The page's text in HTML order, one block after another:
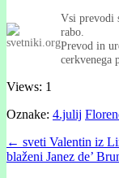
Vsi prevodi
rabo.
Prevod in
cerkvenega
Views: 1
Oznake: 4.julij
Post
navigation
← sveti Valentin iz
blaženi Janez de’